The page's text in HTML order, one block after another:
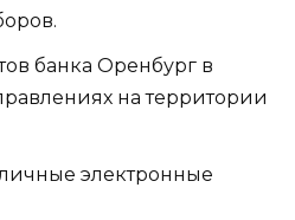
банка Оренбург в
на территории
электронные